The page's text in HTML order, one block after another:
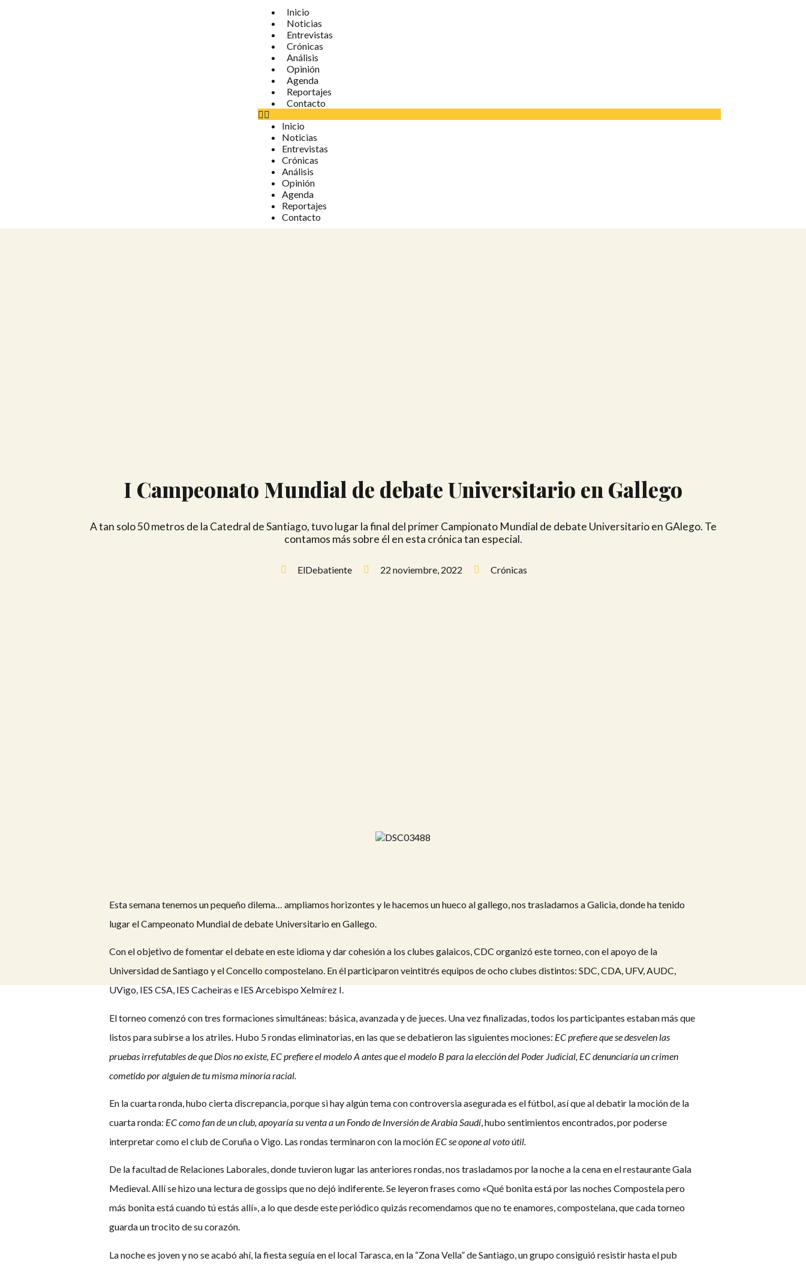
Inicio
Noticias
Entrevistas
Crónicas
Análisis
Opinión
Agenda
Reportajes
Contacto
Inicio
Noticias
Entrevistas
Crónicas
Análisis
Opinión
Agenda
Reportajes
Contacto
I Campeonato Mundial de debate Universitario en Gallego
A tan solo 50 metros de la Catedral de Santiago, tuvo lugar la final del primer Campionato Mundial de debate Universitario en GAlego. Te
contamos más sobre él en esta crónica tan especial.
ElDebatiente 22 noviembre, 2022 Crónicas
Esta semana tenemos un pequeño dilema… ampliamos horizontes y le hacemos un hueco al gallego, nos trasladamos a Galicia, donde ha tenido
lugar el Campeonato Mundial de debate Universitario en Gallego.
Con el objetivo de fomentar el debate en este idioma y dar cohesión a los clubes galaicos, CDC organizó este torneo, con el apoyo de la
Universidad de Santiago y el Concello compostelano. En él participaron veintitrés equipos de ocho clubes distintos: SDC, CDA, UFV, AUDC,
UVigo, IES CSA, IES Cacheiras e IES Arcebispo Xelmírez I.
El torneo comenzó con tres formaciones simultáneas: básica, avanzada y de jueces. Una vez finalizadas, todos los participantes estaban más que
listos para subirse a los atriles. Hubo 5 rondas eliminatorias, en las que se debatieron las siguientes mociones: EC prefiere que se desvelen las
pruebas irrefutables de que Dios no existe, EC prefiere el modelo A antes que el modelo B para la elección del Poder Judicial, EC denunciaría un crimen
cometido por alguien de tu misma minoría racial.
En la cuarta ronda, hubo cierta discrepancia, porque si hay algún tema con controversia asegurada es el fútbol, así que al debatir la moción de la
cuarta ronda: EC como fan de un club, apoyaría su venta a un Fondo de Inversión de Arabia Saudí, hubo sentimientos encontrados, por poderse
interpretar como el club de Coruña o Vigo. Las rondas terminaron con la moción EC se opone al voto útil.
De la facultad de Relaciones Laborales, donde tuvieron lugar las anteriores rondas, nos trasladamos por la noche a la cena en el restaurante Gala
Medieval. Allí se hizo una lectura de gossips que no dejó indiferente. Se leyeron frases como «Qué bonita está por las noches Compostela pero
más bonita está cuando tú estás allí», a lo que desde este periódico quizás recomendamos que no te enamores, compostelana, que cada torneo
guarda un trocito de su corazón.
La noche es joven y no se acabó ahí, la fiesta seguía en el local Tarasca, en la “Zona Vella” de Santiago, un grupo consiguió resistir hasta el pub